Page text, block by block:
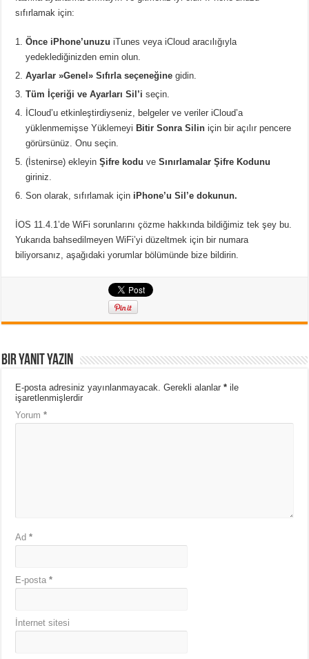
sıfırlamak için:
Önce iPhone’unuzu iTunes veya iCloud aracılığıyla
yedeklediğinizden emin olun.
Ayarlar »Genel» Sıfırla seçeneğine gidin.
Tüm İçeriği ve Ayarları Sil’i seçin.
İCloud’u etkinleştirdiyseniz, belgeler ve veriler iCloud’a
yüklenmemişse YüklemeyiBitir Sonra Silin için bir açılır pencere
görürsünüz. Onu seçin.
(İstenirse) ekleyinŞifre kodu veSınırlamalar Şifre Kodunu
giriniz.
Son olarak, sıfırlamak için iPhone’u Sil’e dokunun.
İOS 11.4.1’de WiFi sorunlarını çözme hakkında bildiğimiz tek şey bu.
Yukarıda bahsedilmeyen WiFi’yi düzeltmek için bir numara
biliyorsanız, aşağıdaki yorumlar bölümünde bize bildirin.
Bir yanıt yazın
E-posta adresiniz yayınlanmayacak. Gerekli alanlar* ile
işaretlenmişlerdir
Yorum*
Ad*
E-posta*
İnternet sitesi